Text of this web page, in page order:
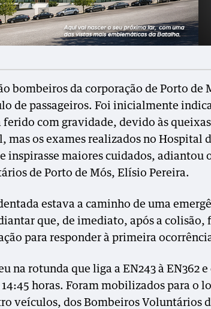
bombeiros da corporação de Porto de
de passageiros. Foi inicialmente
com gravidade, devido às
mas os exames realizados no Hospital
inspirasse maiores cuidados, adiantou
de Porto de Mós, Elísio Pereira.
estava a caminho de uma
que, de imediato, após a colisão,
para responder à primeira
na rotunda que liga a EN243 à EN362
horas. Foram mobilizados para o
veículos, dos Bombeiros Voluntários